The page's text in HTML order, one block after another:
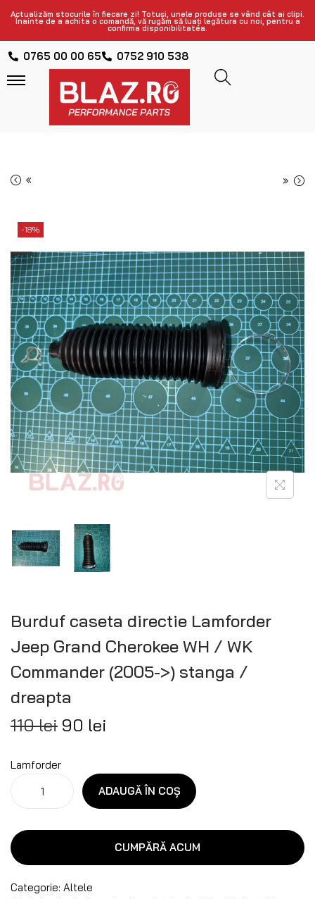
Actualizăm stocurile în fiecare zi! Totuși, unele produse se vând cât ai clipi.
Înainte de a achita o comandă, vă rugăm să luați legătura cu noi, pentru a
confirma disponibilitatea.
0765 00 00 65 0752 910 538
« »
-18%
Burduf caseta directie Lamforder
Jeep Grand Cherokee WH / WK
Commander (2005->) stanga /
dreapta
110lei 90 lei
Lamforder
ADAUGĂ ÎN COȘ
CUMPĂRĂ ACUM
Categorie: Altele